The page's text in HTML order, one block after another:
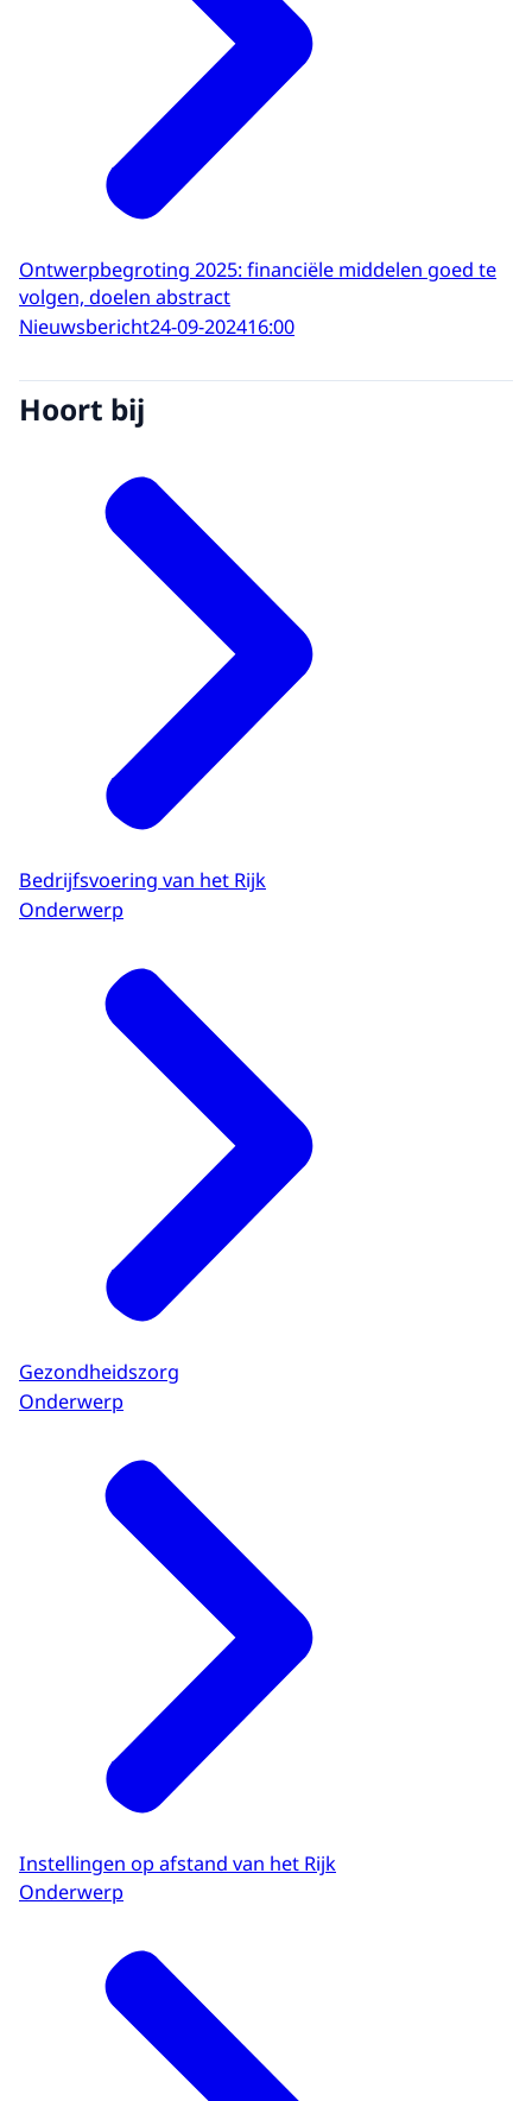
Ontwerpbegroting 2025: financiële middelen goed te
volgen, doelen abstract
Nieuwsbericht24-09-202416:00
Hoort bij
Bedrijfsvoering van het Rijk
Onderwerp
Gezondheidszorg
Onderwerp
Instellingen op afstand van het Rijk
Onderwerp